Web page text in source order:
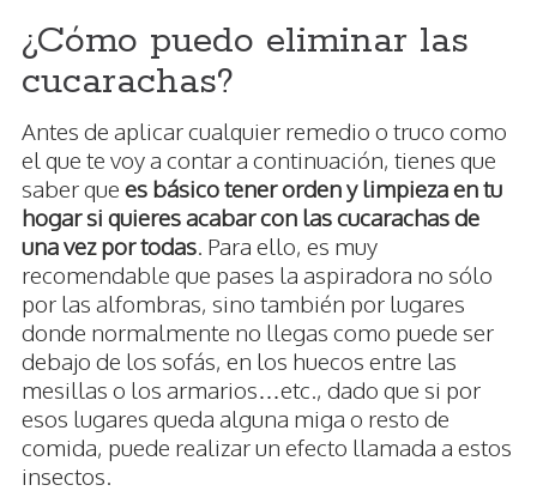
¿Cómo puedo eliminar las
cucarachas?
Antes de aplicar cualquier remedio o truco como
el que te voy a contar a continuación, tienes que
saber que es básico tener orden y limpieza en tu
hogar si quieres acabar con las cucarachas de
una vez por todas . Para ello, es muy
recomendable que pases la aspiradora no sólo
por las alfombras, sino también por lugares
donde normalmente no llegas como puede ser
debajo de los sofás, en los huecos entre las
mesillas o los armarios…etc., dado que si por
esos lugares queda alguna miga o resto de
comida, puede realizar un efecto llamada a estos
insectos.